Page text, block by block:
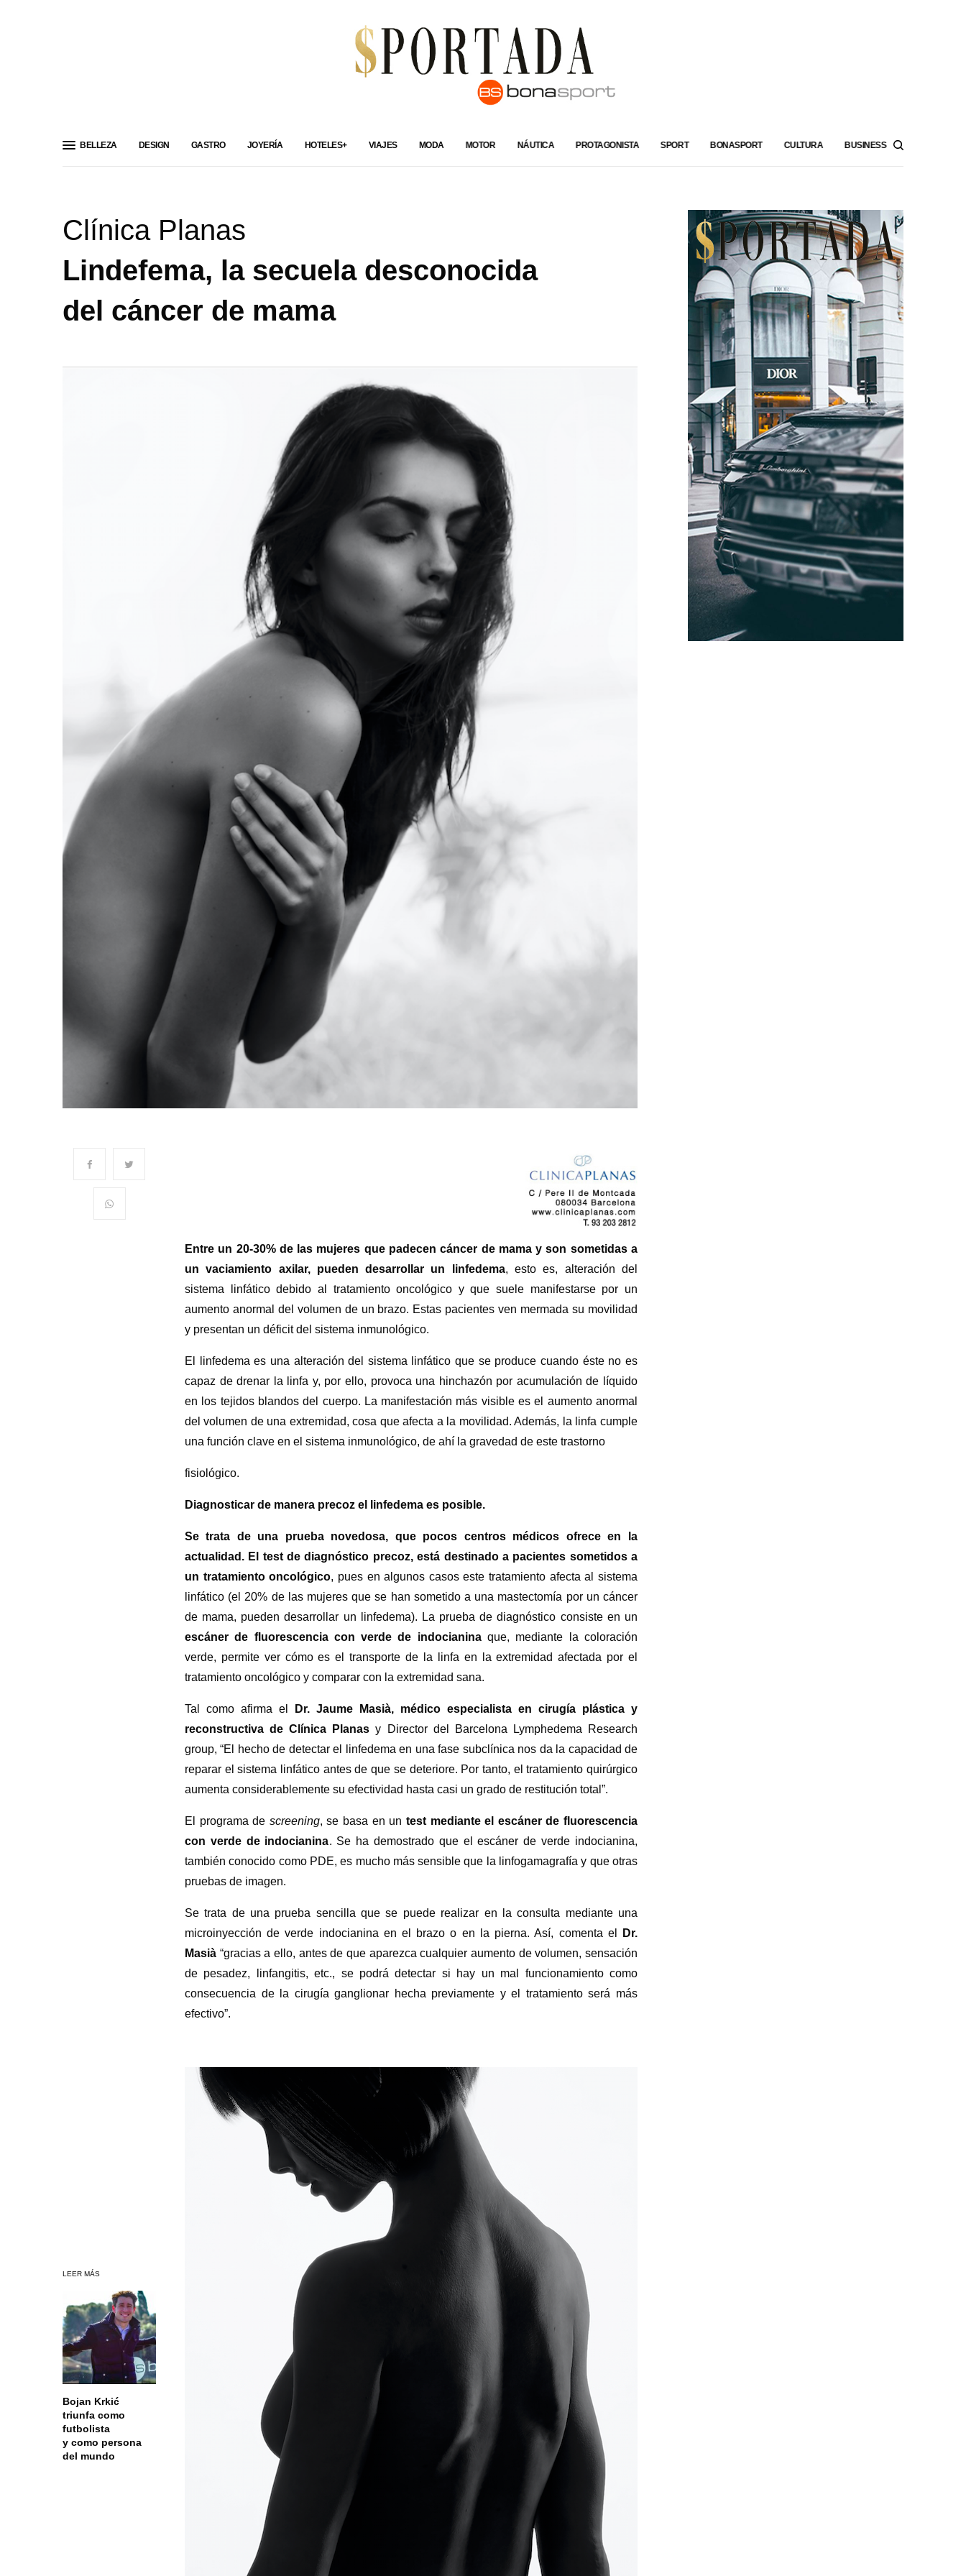
BELLEZA DESIGN GASTRO JOYERÍA HOTELES+ VIAJES MODA MOTOR NÁUTICA PROTAGONISTA SPORT BONASPORT CULTURA BUSINESS
Clínica Planas
Lindefema, la secuela desconocida
del cáncer de mama
LEER MÁS
Bojan Krkić
triunfa como
futbolista
y como persona
del mundo
Entre un 20-30% de las mujeres que padecen cáncer de mama y son sometidas a
un vaciamiento axilar, pueden desarrollar un linfedema, esto es, alteración del
sistema linfático debido al tratamiento oncológico y que suele manifestarse por un
aumento anormal del volumen de un brazo. Estas pacientes ven mermada su movilidad
y presentan un déficit del sistema inmunológico.
El linfedema es una alteración del sistema linfático que se produce cuando éste no es
capaz de drenar la linfa y, por ello, provoca una hinchazón por acumulación de líquido
en los tejidos blandos del cuerpo. La manifestación más visible es el aumento anormal
del volumen de una extremidad, cosa que afecta a la movilidad. Además, la linfa cumple
una función clave en el sistema inmunológico, de ahí la gravedad de este trastorno
fisiológico.
Diagnosticar de manera precoz el linfedema es posible.
Se trata de una prueba novedosa, que pocos centros médicos ofrece en la
actualidad. El test de diagnóstico precoz, está destinado a pacientes sometidos a
un tratamiento oncológico, pues en algunos casos este tratamiento afecta al sistema
linfático (el 20% de las mujeres que se han sometido a una mastectomía por un cáncer
de mama, pueden desarrollar un linfedema). La prueba de diagnóstico consiste en un
escáner de fluorescencia con verde de indocianinaque, mediante la coloración
verde, permite ver cómo es el transporte de la linfa en la extremidad afectada por el
tratamiento oncológico y comparar con la extremidad sana.
Tal como afirma el
Dr. Jaume Masià, médico especialista en cirugía plástica y
reconstructiva de Clínica Planasy Director del Barcelona Lymphedema Research
group, “El hecho de detectar el linfedema en una fase subclínica nos da la capacidad de
reparar el sistema linfático antes de que se deteriore. Por tanto, el tratamiento quirúrgico
aumenta considerablemente su efectividad hasta casi un grado de restitución total”.
El programa de screening, se basa en un test mediante el escáner de fluorescencia
con verde de indocianina. Se ha demostrado que el escáner de verde indocianina,
también conocido como PDE, es mucho más sensible que la linfogamagrafía y que otras
pruebas de imagen.
Se trata de una prueba sencilla que se puede realizar en la consulta mediante una
microinyección de verde indocianina en el brazo o en la pierna. Así, comenta el
Dr.
Masià “gracias a ello, antes de que aparezca cualquier aumento de volumen, sensación
de pesadez, linfangitis, etc., se podrá detectar si hay un mal funcionamiento como
consecuencia de la cirugía ganglionar hecha previamente y el tratamiento será más
efectivo”.